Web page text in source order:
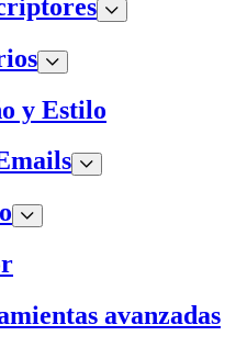
y Estilo
avanzadas